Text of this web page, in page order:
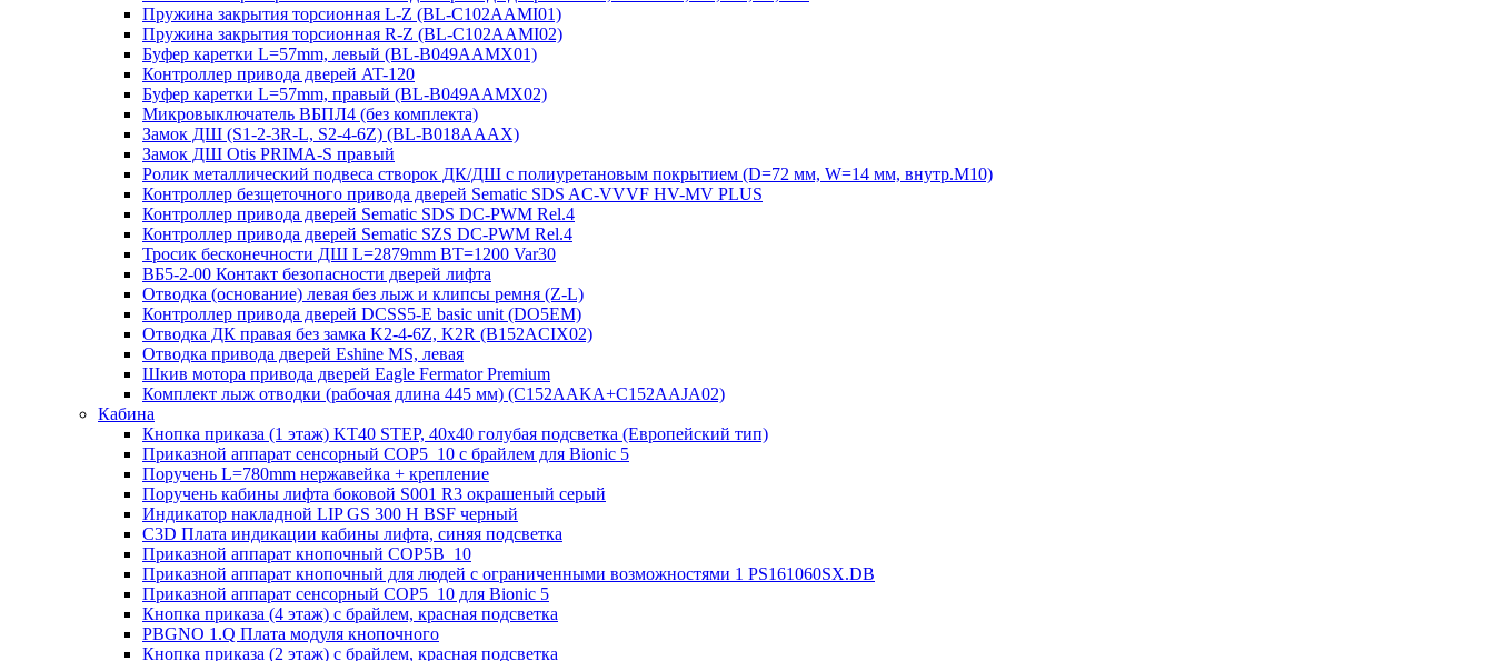
Пружина закрытия торсионная L-Z (BL-C102AAMI01)
Пружина закрытия торсионная R-Z (BL-C102AAMI02)
Буфер каретки L=57mm, левый (BL-B049AAMX01)
Контроллер привода дверей AT-120
Буфер каретки L=57mm, правый (BL-B049AAMX02)
Микровыключатель ВБПЛ4 (без комплекта)
Замок ДШ (S1-2-3R-L, S2-4-6Z) (BL-B018AAAX)
Замок ДШ Otis PRIMA-S правый
Ролик металлический подвеса створок ДК/ДШ с полиуретановым покрытием (D=72 мм, W=14 мм, внутр.М10)
Контроллер безщеточного привода дверей Sematiс SDS AC-VVVF HV-MV PLUS
Контроллер привода дверей Sematic SDS DC-PWM Rel.4
Контроллер привода дверей Sematic SZS DC-PWM Rel.4
Тросик бесконечности ДШ L=2879mm BT=1200 Var30
ВБ5-2-00 Контакт безопасности дверей лифта
Отводка (основание) левая без лыж и клипсы ремня (Z-L)
Контроллер привода дверей DCSS5-E basic unit (DO5EM)
Отводка ДК правая без замка K2-4-6Z, K2R (B152ACIX02)
Отводка привода дверей Eshine MS, левая
Шкив мотора привода дверей Eagle Fermator Premium
Комплект лыж отводки (рабочая длина 445 мм) (C152AAKA+C152AAJA02)
Кабина
Кнопка приказа (1 этаж) KT40 STEP, 40х40 голубая подсветка (Европейский тип)
Приказной аппарат сенсорный COP5_10 с брайлем для Bionic 5
Поручень L=780mm нержавейка + крепление
Поручень кабины лифта боковой S001 R3 окрашеный серый
Индикатор накладной LIP GS 300 H BSF черный
C3D Плата индикации кабины лифта, синяя подсветка
Приказной аппарат кнопочный COP5B_10
Приказной аппарат кнопочный для людей с ограниченными возможностями 1 PS161060SX.DB
Приказной аппарат сенсорный COP5_10 для Bionic 5
Кнопка приказа (4 этаж) с брайлем, красная подсветка
PBGNO 1.Q Плата модуля кнопочного
Кнопка приказа (2 этаж) с брайлем, красная подсветка